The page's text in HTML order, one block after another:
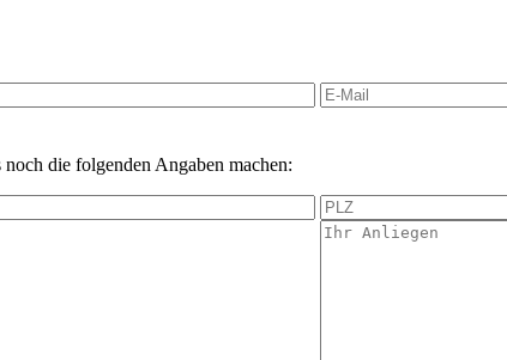
die folgenden Angaben machen: